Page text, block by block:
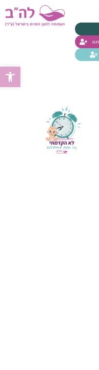
Open toolbar